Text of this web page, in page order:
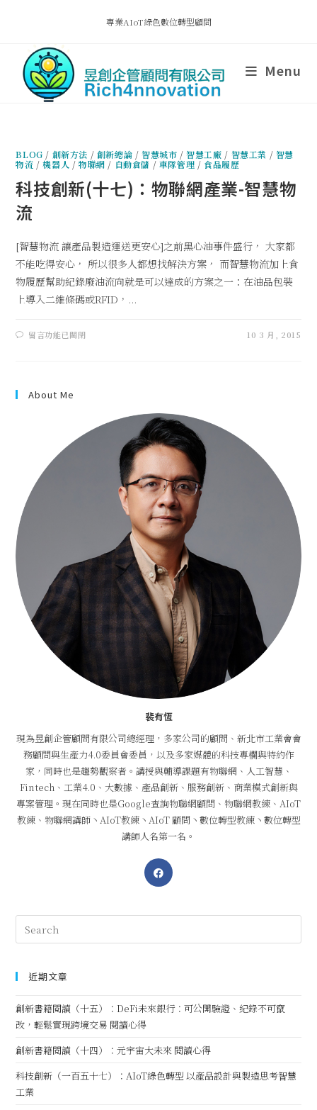
專業AIoT綠色數位轉型顧問
Menu
BLOG / 創新方法 / 創新總論 /智慧城市 /智慧工廠 / 智慧工業 / 智慧
物流 /機器人 /物聯網 / 自動倉儲 / 車隊管理 /食品履歷
科技創新(十七)：物聯網產業-智慧物
流
[智慧物流 讓產品製造運送更安心]之前黑心油事件盛行， 大家都
不能吃得安心， 所以很多人都想找解決方案， 而智慧物流加上食
物履歷幫助紀錄廢油流向就是可以達成的方案之一：在油品包裝
上導入二維條碼或RFID，...
留言功能已關閉 10 3 月, 2015
About Me
裴有恆
現為昱創企管顧問有限公司總經理，多家公司的顧問、新北市工業會會
務顧問與生產力4.0委員會委員，以及多家媒體的科技專欄與特約作
家，同時也是趨勢觀察者。講授與輔導課題有物聯網、人工智慧、
Fintech、工業4.0、大數據、產品創新、服務創新、商業模式創新與
專案管理。現在同時也是Google查詢物聯網顧問、物聯網教練、AIoT
教練、物聯網講師丶AIoT教練丶AIoT 顧問丶數位轉型教練丶數位轉型
講師人名第一名。
近期文章
創新書籍閱讀（十五）：DeFi未來銀行：可公開驗證、紀錄不可竄
改，輕鬆實現跨境交易 閱讀心得
創新書籍閱讀（十四）：元宇宙大未來 閱讀心得
科技創新（一百五十七）：AIoT綠色轉型 以產品設計與製造思考智慧
工業